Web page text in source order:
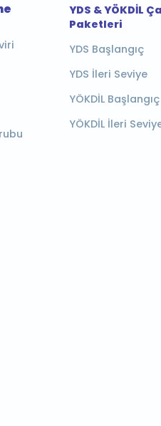
YDS & YÖKDİL
Paketleri
YDS Başlangıç
YDS İleri Seviye
YÖKDİL Başlangıç
YÖKDİL İleri